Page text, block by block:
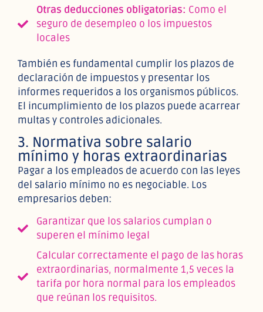
Otras deducciones obligatorias: Como el
seguro de desempleo o los impuestos
locales
También es fundamental cumplir los plazos de
declaración de impuestos y presentar los
informes requeridos a los organismos públicos.
El incumplimiento de los plazos puede acarrear
multas y controles adicionales.
3. Normativa sobre salario
mínimo y horas extraordinarias
Pagar a los empleados de acuerdo con las leyes
del salario mínimo no es negociable. Los
empresarios deben:
Garantizar que los salarios cumplan o
superen el mínimo legal
Calcular correctamente el pago de las horas
extraordinarias, normalmente 1,5 veces la
tarifa por hora normal para los empleados
que reúnan los requisitos.